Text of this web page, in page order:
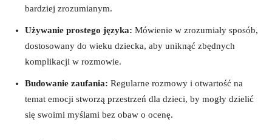
bardziej⁤ zrozumianym.
Używanie prostego języka: Mówienie w zrozumiały sposób,
dostosowany do wieku dziecka, aby uniknąć zbędnych
komplikacji w rozmowie.
Budowanie zaufania: Regularne ‍rozmowy i otwartość na
temat emocji stworzą przestrzeń dla dzieci, by mogły dzielić
się swoimi ‌myślami‌ bez obaw o ocenę.